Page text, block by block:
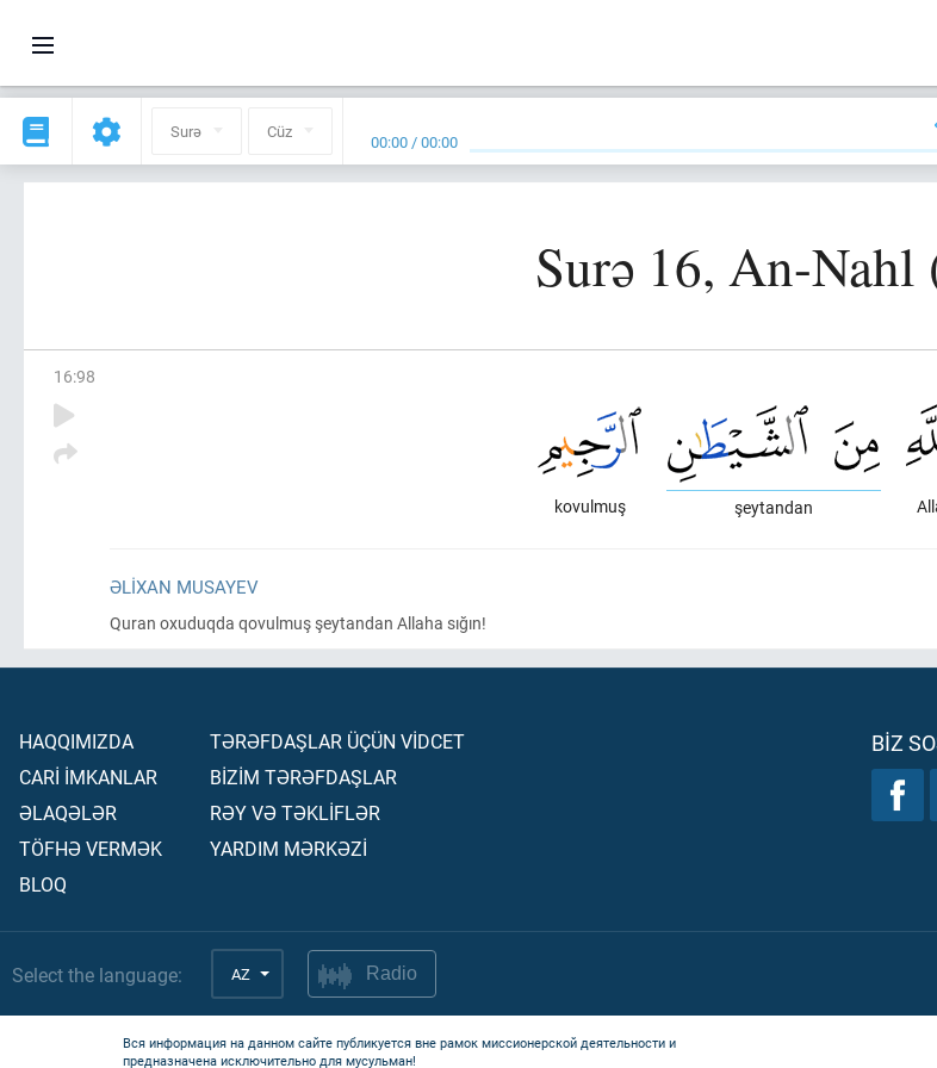
Surə Cüz 00:00 /00:00
Surə 16, An-Nahl
16:98
şeytandan
kovulmuş
ƏLIXAN MUSAYEV
Quran oxuduqda qovulmuş şeytandan Allaha sığın!
HAQQIMIZDA
CARİ İMKANLAR
ƏLAQƏLƏR
TÖFHƏ VERMƏK
BLOQ
TƏRƏFDAŞLAR ÜÇÜN VİDCET
BİZİM TƏRƏFDAŞLAR
RƏY VƏ TƏKLİFLƏR
YARDIM MƏRKƏZİ
BIZ
Select the language: AZ Radio
Вся информация на данном сайте публикуется вне рамок миссионерской деятельности и
предназначена исключительно для мусульман!